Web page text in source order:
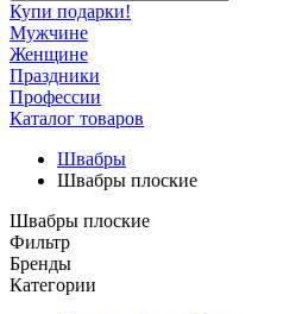
Купи подарки!
Мужчине
Женщине
Праздники
Профессии
Каталог товаров
Швабры
Швабры плоские
Швабры плоские
Фильтр
Бренды
Категории